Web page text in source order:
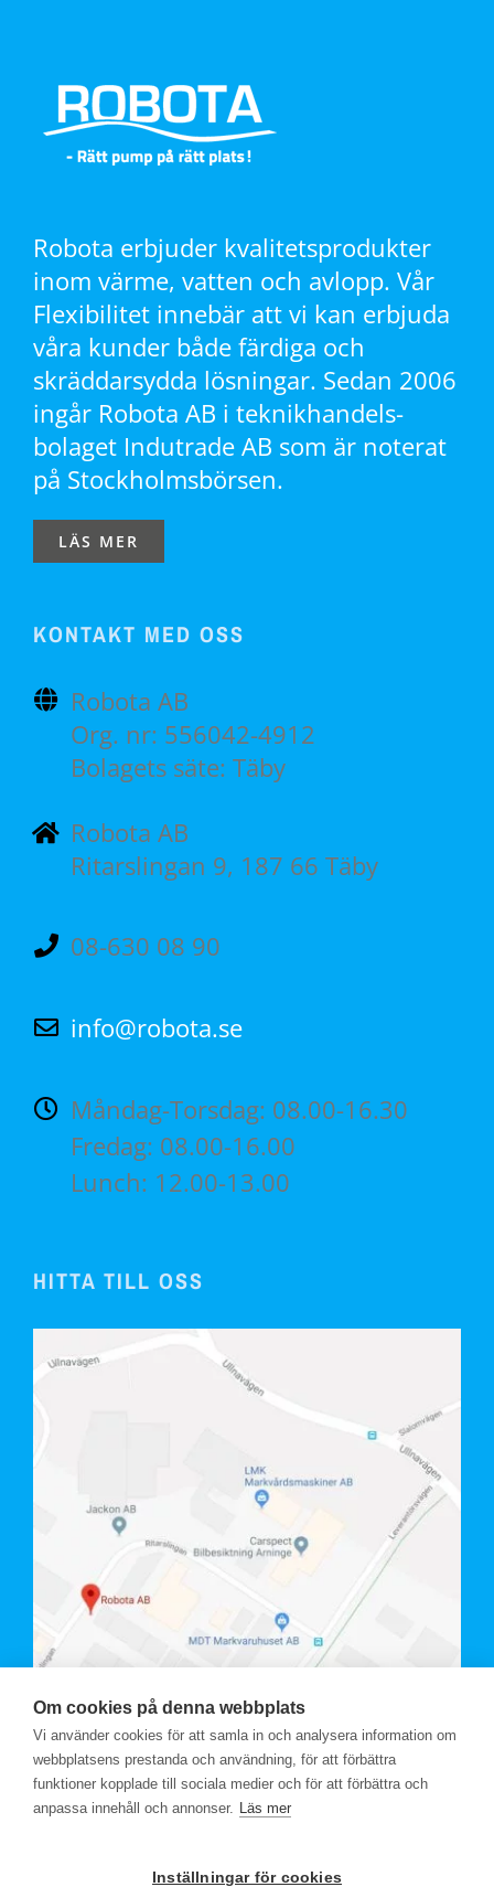
Robota erbjuder kvalitetsprodukter
inom värme, vatten och avlopp. Vår
Flexibilitet innebär att vi kan erbjuda
våra kunder både färdiga och
skräddarsydda lösningar. Sedan 2006
ingår Robota AB i teknikhandels-
bolaget Indutrade AB som är noterat
på Stockholmsbörsen.
LÄS MER
KONTAKT MED OSS
Robota AB
Org. nr: 556042-4912
Bolagets säte: Täby
Robota AB
Ritarslingan 9, 187 66 Täby
08-630 08 90
info@robota.se
Måndag-Torsdag: 08.00-16.30
Fredag: 08.00-16.00
Lunch: 12.00-13.00
HITTA TILL OSS
Om cookies på denna webbplats
Vi använder cookies för att samla in och analysera information om
webbplatsens prestanda och användning, för att förbättra
funktioner kopplade till sociala medier och för att förbättra och
anpassa innehåll och annonser. Läs mer
Inställningar för cookies